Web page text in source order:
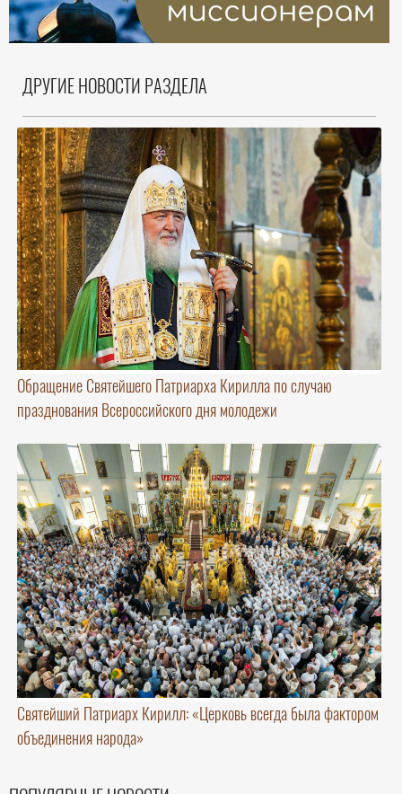
ДРУГИЕ НОВОСТИ РАЗДЕЛА
Обращение Святейшего Патриарха Кирилла по случаю
празднования Всероссийского дня молодежи
Святейший Патриарх Кирилл: «Церковь всегда была фактором
объединения народа»